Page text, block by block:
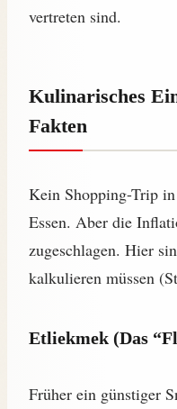
vertreten sind.
Kulinarisches
Fakten
Kein Shopping-Trip
Essen. Aber die
zugeschlagen. Hier
kalkulieren müssen
Etliekmek (Das
Früher ein günstiger